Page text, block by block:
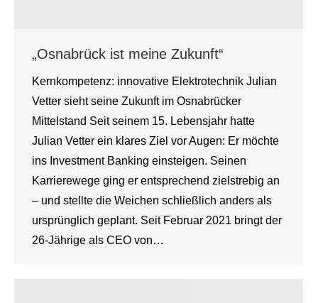
„Osnabrück ist meine Zukunft“
Kernkompetenz: innovative Elektrotechnik Julian
Vetter sieht seine Zukunft im Osnabrücker
Mittelstand Seit seinem 15. Lebensjahr hatte
Julian Vetter ein klares Ziel vor Augen: Er möchte
ins Investment Banking einsteigen. Seinen
Karrierewege ging er entsprechend zielstrebig an
– und stellte die Weichen schließlich anders als
ursprünglich geplant. Seit Februar 2021 bringt der
26-Jährige als CEO von…